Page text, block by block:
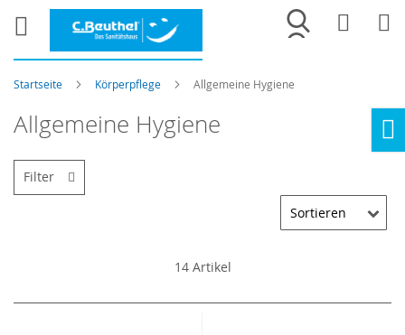
Merkliste
Startseite Körperpflege Allgemeine Hygiene
Allgemeine Hygiene
14Artikel
Filter